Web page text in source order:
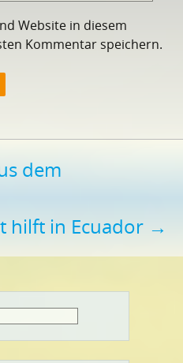
Website in diesem
Kommentar speichern.
dem
hilft in Ecuador →